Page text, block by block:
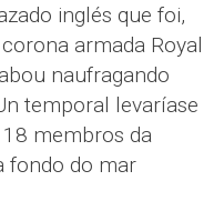
inglés que foi,
armada Royal
naufragando
temporal levaríase
membros da
fondo do mar